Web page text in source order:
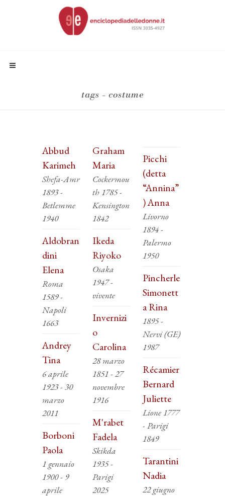
tags - costume
Abbud
Karimeh
Shefa-Amr
1893 -
Betlemme
1940
Aldobran
dini
Elena
Roma
1589 -
Napoli
1663
Andrey
Tina
6 aprile
1923 - 30
marzo
2011
Borboni
Paola
1 gennaio
1900 - 9
aprile
Graham
Maria
Cockermou
th 1785 -
Kensington
1842
Ikeda
Riyoko
Osaka
1947 -
vivente
Invernizi
o
Carolina
28 marzo
1851 - 27
novembre
1916
M'rabet
Fadela
Skikda
1935 -
Parigi
2025
Picchi
(detta
“Annina”
) Anna
Livorno
1894 -
Palermo
1950
Pincherle
Simonett
a Rina
1895 -
Nervi (GE)
1987
Récamier
Bernard
Juliette
Lione 1777
- Parigi
1849
Tarantini
Nadia
22 giugno